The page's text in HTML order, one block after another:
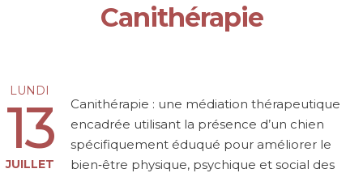
Canithérapie
LUNDI
13
JUILLET
Canithérapie : une médiation thérapeutique
encadrée utilisant la présence d’un chien
spécifiquement éduqué pour améliorer le
bien‑être physique, psychique et social des